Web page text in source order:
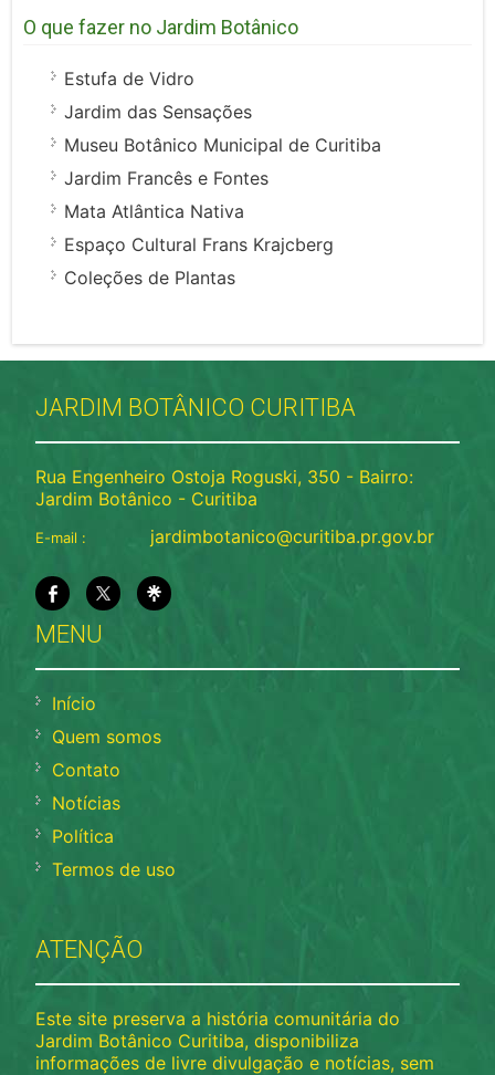
O que fazer no Jardim Botânico
Estufa de Vidro
Jardim das Sensações
Museu Botânico Municipal de Curitiba
Jardim Francês e Fontes
Mata Atlântica Nativa
Espaço Cultural Frans Krajcberg
Coleções de Plantas
JARDIM BOTÂNICO CURITIBA
Rua Engenheiro Ostoja Roguski, 350 - Bairro:
Jardim Botânico - Curitiba
E-mail : jardimbotanico@curitiba.pr.gov.br
MENU
Início
Quem somos
Contato
Notícias
Política
Termos de uso
ATENÇÃO
Este site preserva a história comunitária do
Jardim Botânico Curitiba, disponibiliza
informações de livre divulgação e notícias, sem